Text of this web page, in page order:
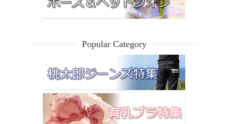
Popular Category